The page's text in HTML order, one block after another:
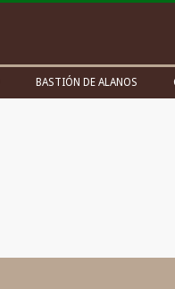
BASTIÓN DE ALANOS